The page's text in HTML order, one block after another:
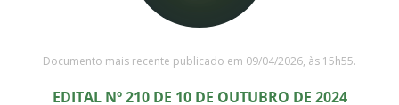
Documento mais recente publicado em 09/04/2026, às 15h55.
EDITAL Nº 210 DE 10 DE OUTUBRO DE 2024